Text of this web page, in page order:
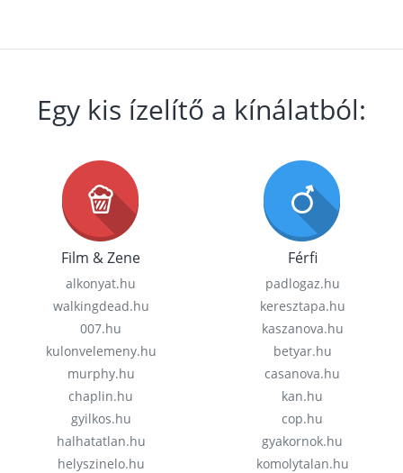
Egy kis ízelítő a kínálatból:
Film & Zene
alkonyat.hu
walkingdead.hu
007.hu
kulonvelemeny.hu
murphy.hu
chaplin.hu
gyilkos.hu
halhatatlan.hu
helyszinelo.hu
Férfi
padlogaz.hu
keresztapa.hu
kaszanova.hu
betyar.hu
casanova.hu
kan.hu
cop.hu
gyakornok.hu
komolytalan.hu